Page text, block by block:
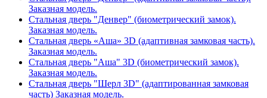
Заказная модель.
Стальная дверь "Денвер" (биометрический замок).
Заказная модель.
Стальная дверь «Аша» 3D (адаптивная замковая часть).
Заказная модель.
Стальная дверь "Аша" 3D (биометрический замок).
Заказная модель.
Стальная дверь "Шерл 3D" (адаптированная замковая
часть) Заказная модель.